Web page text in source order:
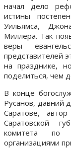
начал дело
истины
Уильямса,
Миллера. Так
веры
представителей
на празднике,
поделиться, чем
В конце
Русанов, давний
Саратове,
Саратовской
комитета по
организациями